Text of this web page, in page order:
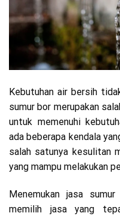
Kebutuhan air bersih
sumur bor merupakan
untuk memenuhi
ada beberapa kendala
salah satunya kesulitan
yang mampu melakukan
Menemukan jasa
memilih jasa yang